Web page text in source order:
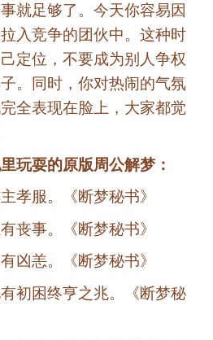
就足够了。今天你容易因
入竞争的团伙中。这种时
定位，不要成为别人争权
。同时，你对热闹的气氛
全表现在脸上，大家都觉
玩耍的原版周公解梦：
孝服。《断梦秘书》
丧事。《断梦秘书》
凶恙。《断梦秘书》
初困终亨之兆。《断梦秘